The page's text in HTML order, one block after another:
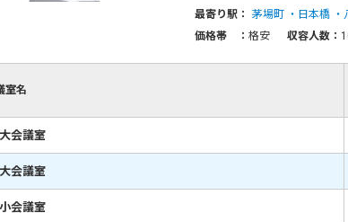
最寄り駅： 茅場町 日本橋
価格帯 ： 格安 収容人数：
室名
会議室
会議室
会議室